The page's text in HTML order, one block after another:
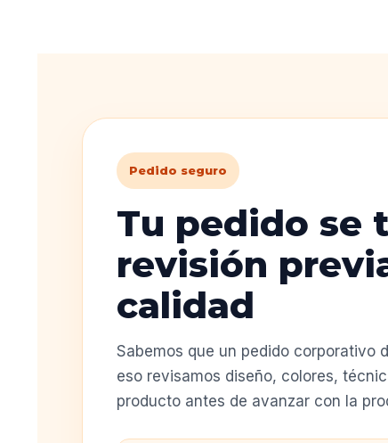
Pedido seguro
Tu pedido se
revisión
calidad
Sabemos que un pedido corporativo
eso revisamos diseño, colores,
producto antes de avanzar con la